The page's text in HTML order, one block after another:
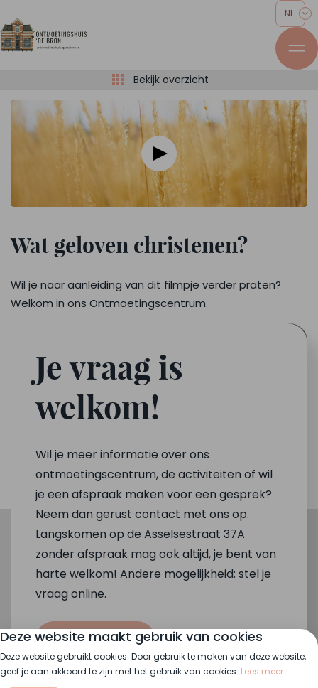
NL
Bekijk overzicht
Wat geloven christenen?
Wil je naar aanleiding van dit filmpje verder praten?
Welkom in ons Ontmoetingscentrum.
Je vraag is
welkom!
Wil je meer informatie over ons
ontmoetingscentrum, de activiteiten of wil
je een afspraak maken voor een gesprek?
Neem dan gerust contact met ons op.
Langskomen op de Asselsestraat 37A
zonder afspraak mag ook altijd, je bent van
harte welkom! Andere mogelijkheid: stel je
vraag online.
Stel je vraag
Deze website maakt gebruik van cookies
Deze website gebruikt cookies. Door gebruik te maken van deze website,
geef je aan akkoord te zijn met het gebruik van cookies. Lees meer